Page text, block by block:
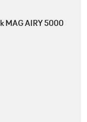
MAG AIRY 5000